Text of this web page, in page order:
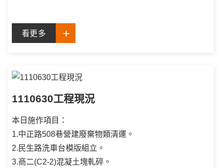
看更多
1110630工程現況
本日施作項目：
1.中正路508巷營建廢棄物類清運。
2.民生路洗車台模版組立。
3.商二(C2-2)混凝土塊軋碎。